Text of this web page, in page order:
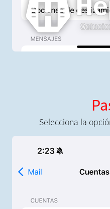
Selecciona la